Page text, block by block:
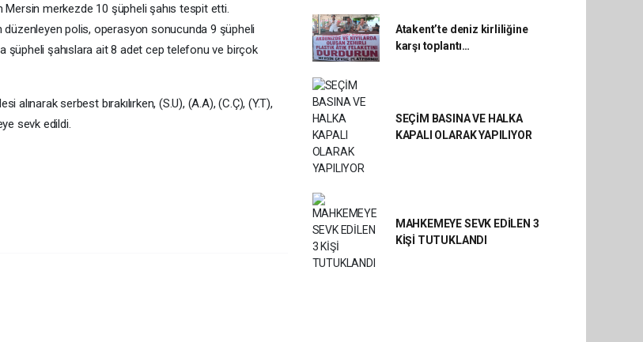
Mersin merkezde 10 şüpheli şahıs tespit etti.
düzenleyen polis, operasyon sonucunda 9 şüpheli
şüpheli şahıslara ait 8 adet cep telefonu ve birçok
serbest bırakılırken, (S.U), (A.A), (C.Ç), (Y.T),
sevk edildi.
Atakent’te deniz kirliliğine
karşı toplantı…
SEÇİM BASINA VE HALKA
KAPALI OLARAK YAPILIYOR
MAHKEMEYE SEVK EDİLEN 3
KİŞİ TUTUKLANDI